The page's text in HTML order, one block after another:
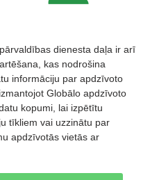
dienesta daļa ir arī
kas nodrošina
informāciju par apdzīvoto
Globālo apdzīvoto
kopumi, lai izpētītu
tīkliem vai uzzinātu par
apdzīvotās vietās ar